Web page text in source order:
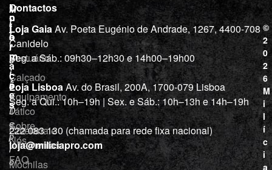
M
i
l
í
c
i
a
“
D
e
p
r
o
L
o
j
a
Vestuário
Calçado
Equipamento
Tático
Cutelaria e
ferramentas
Mochilas
I
n
f
o
r
m
a
ç
õ
e
s
Sobre
Nós
FAQ
Contactos
Loja GaiaAv. Poeta Eugénio de Andrade, 1267, 4400-708
Canidelo
Seg. a Sáb.: 09h30–12h30 e 14h00–19h00
Loja LisboaAv. do Brasil, 200A, 1700-079 Lisboa
Seg. a Qui.: 10h–19h | Sex. e Sáb.: 10h–13h e 14h–19h
222 083 130 (chamada para rede fixa nacional)
loja@miliciapro.com
©
2
0
2
6
M
i
l
í
c
i
a